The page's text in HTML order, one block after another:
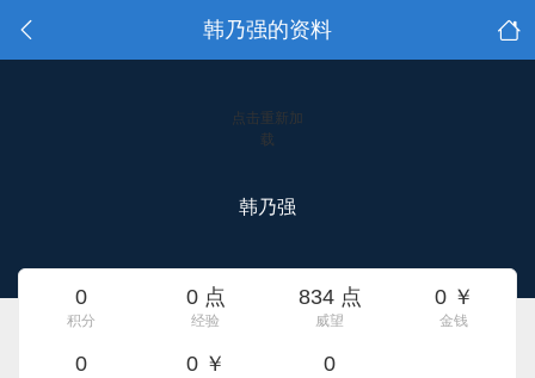
韩乃强的资料
点击重新加
载
韩乃强
0
积分
0 点
经验
834 点
威望
0 ￥
金钱
0 0 ￥ 0